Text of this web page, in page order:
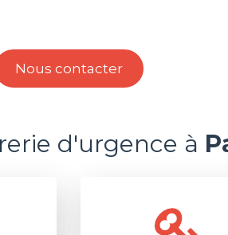
Nous contacter
d'urgence à